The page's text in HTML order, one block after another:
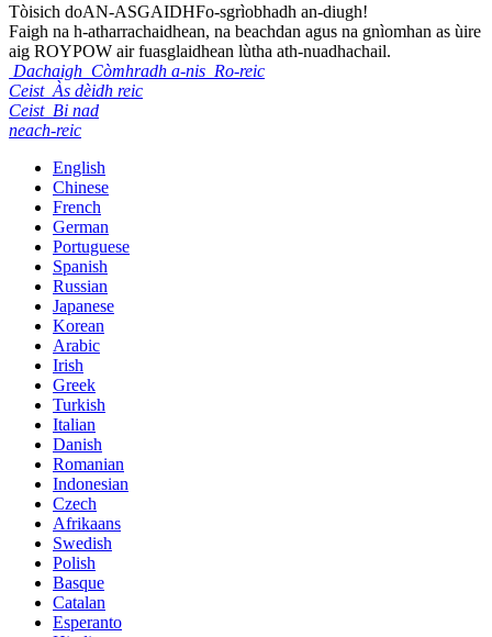
Tòisich doAN-ASGAIDHFo-sgrìobhadh an-diugh!
Faigh na h-atharrachaidhean, na beachdan agus na gnìomhan as ùire
aig ROYPOW air fuasglaidhean lùtha ath-nuadhachail.
Dachaigh Còmhradh a-nis Ro-reic
Ceist Às dèidh reic
Ceist Bi nad
neach-reic
English
Chinese
French
German
Portuguese
Spanish
Russian
Japanese
Korean
Arabic
Irish
Greek
Turkish
Italian
Danish
Romanian
Indonesian
Czech
Afrikaans
Swedish
Polish
Basque
Catalan
Esperanto